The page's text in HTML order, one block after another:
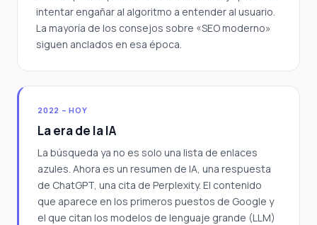
intentar engañar al algoritmo a entender al usuario.
La mayoría de los consejos sobre «SEO moderno»
siguen anclados en esa época.
2022 – HOY
La era de la IA
La búsqueda ya no es solo una lista de enlaces
azules. Ahora es un resumen de IA, una respuesta
de ChatGPT, una cita de Perplexity. El contenido
que aparece en los primeros puestos de Google y
el que citan los modelos de lenguaje grande (LLM)